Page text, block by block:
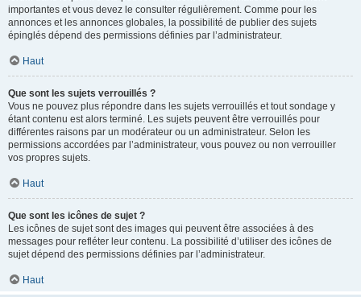
importantes et vous devez le consulter régulièrement. Comme pour les
annonces et les annonces globales, la possibilité de publier des sujets
épinglés dépend des permissions définies par l’administrateur.
Haut
Que sont les sujets verrouillés ?
Vous ne pouvez plus répondre dans les sujets verrouillés et tout sondage y
étant contenu est alors terminé. Les sujets peuvent être verrouillés pour
différentes raisons par un modérateur ou un administrateur. Selon les
permissions accordées par l’administrateur, vous pouvez ou non verrouiller
vos propres sujets.
Haut
Que sont les icônes de sujet ?
Les icônes de sujet sont des images qui peuvent être associées à des
messages pour refléter leur contenu. La possibilité d’utiliser des icônes de
sujet dépend des permissions définies par l’administrateur.
Haut